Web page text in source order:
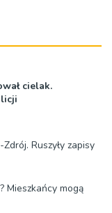
cielak.
Ruszyły zapisy
Mieszkańcy mogą